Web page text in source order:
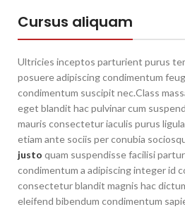
Cursus aliquam
Ultricies inceptos parturient purus
posuere adipiscing condimentum
condimentum suscipit nec.Class
eget blandit hac pulvinar cum
mauris consectetur iaculis purus
etiam ante sociis per conubia
justo quam suspendisse facilisi
condimentum a adipiscing integer id
consectetur blandit magnis hac
eleifend bibendum condimentum